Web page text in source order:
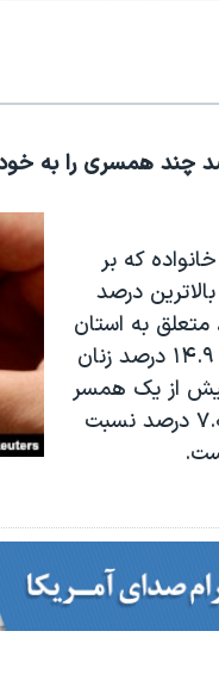
چند همسری را به
که بر
بالاترین درصد
به استان
«سیستان و بلوچستان» است، به طوریکه ۱۴.۹ درصد زنان
از یک همسر
دارد، پس از آن استان هرمزگان با نرخ ۷.۰۳ درصد نسبت